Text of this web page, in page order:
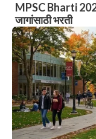
MPSC Bharti
जागांसाठी भरती